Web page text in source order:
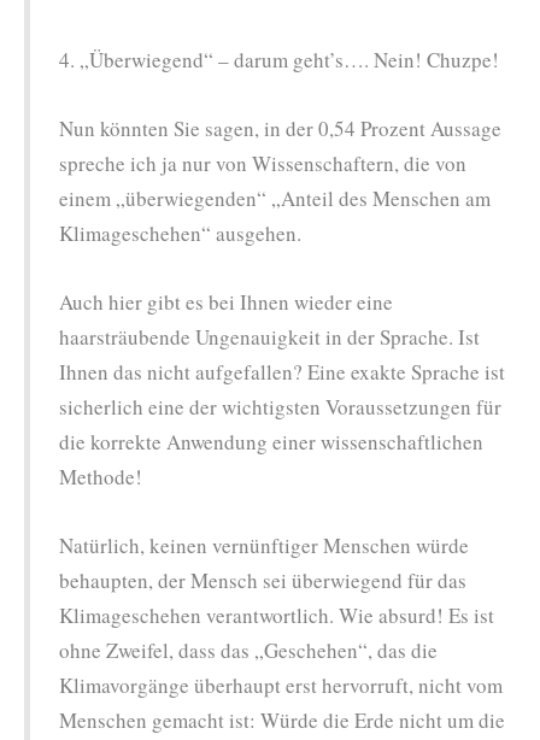
4. „Überwiegend“ – darum geht’s…. Nein! Chuzpe!
Nun könnten Sie sagen, in der 0,54 Prozent Aussage
spreche ich ja nur von Wissenschaftern, die von
einem „überwiegenden“ „Anteil des Menschen am
Klimageschehen“ ausgehen.
Auch hier gibt es bei Ihnen wieder eine
haarsträubende Ungenauigkeit in der Sprache. Ist
Ihnen das nicht aufgefallen? Eine exakte Sprache ist
sicherlich eine der wichtigsten Voraussetzungen für
die korrekte Anwendung einer wissenschaftlichen
Methode!
Natürlich, keinen vernünftiger Menschen würde
behaupten, der Mensch sei überwiegend für das
Klimageschehen verantwortlich. Wie absurd! Es ist
ohne Zweifel, dass das „Geschehen“, das die
Klimavorgänge überhaupt erst hervorruft, nicht vom
Menschen gemacht ist: Würde die Erde nicht um die